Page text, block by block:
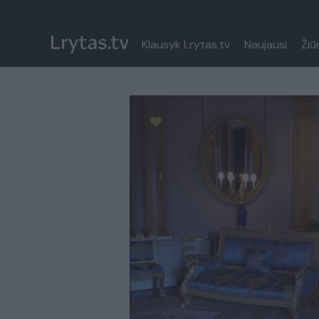
Klausyk Lrytas.tv Naujausi